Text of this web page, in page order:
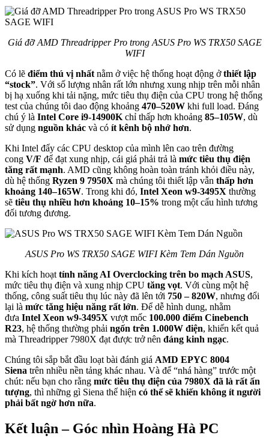
Giá đỡ AMD Threadripper Pro trong ASUS Pro WS TRX50 SAGE
WIFI
Có lẽ điểm thú vị nhất nằm ở việc hệ thống hoạt động ởthiết lập
“stock”. Với số lượng nhân rất lớn nhưng xung nhịp trên mỗi nhân
bị hạ xuống khi tải nặng, mức tiêu thụ điện của CPU trong hệ thống
test của chúng tôi dao động khoảng 470–520W khi full load. Đáng
chú ý là Intel Core i9-14900K chỉ thấp hơn khoảng 85–105W, dù
sử dụng nguồn khác và có ít kênh bộ nhớ hơn.
Khi Intel đẩy các CPU desktop của mình lên cao trên đường
cong V/F để đạt xung nhịp, cái giá phải trả là mức tiêu thụ điện
tăng rất mạnh. AMD cũng không hoàn toàn tránh khỏi điều này,
dù hệ thống Ryzen 9 7950X mà chúng tôi thiết lập vẫn thấp hơn
khoảng 140–165W. Trong khi đó, Intel Xeon w9-3495X thường
sẽ tiêu thụ nhiều hơn khoảng 10–15% trong một cấu hình tương
đối tương đương.
ASUS Pro WS TRX50 SAGE WIFI Kèm Tem Dán Nguồn
Khi kích hoạt tính năng AI Overclocking trên bo mạch ASUS,
mức tiêu thụ điện và xung nhịp CPU tăng vọt. Với cùng một hệ
thống, công suất tiêu thụ lúc này đã lên tới 750 – 820W, nhưng đổi
lại là mức tăng hiệu năng rất lớn. Để dễ hình dung, nhằm
đưa Intel Xeon w9-3495X vượt mốc 100.000 điểm Cinebench
R23, hệ thống thường phải ngốn trên 1.000W điện, khiến kết quả
mà Threadripper 7980X đạt được trở nên đáng kinh ngạc.
Chúng tôi sắp bắt đầu loạt bài đánh giá AMD EPYC 8004
Siena trên nhiều nền tảng khác nhau. Và để “nhá hàng” trước một
chút: nếu bạn cho rằng mức tiêu thụ điện của 7980X đã là rất ấn
tượng, thì những gì Siena thể hiện có thể sẽ khiến không ít người
phải bất ngờ hơn nữa.
Kết luận – Góc nhìn Hoàng Hà PC